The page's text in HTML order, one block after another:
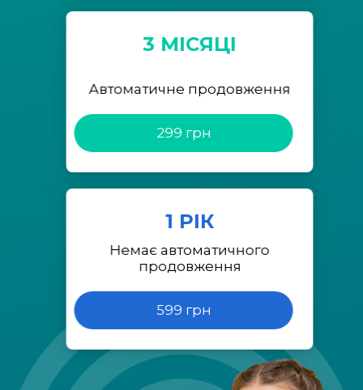
3 МІСЯЦІ
Автоматичне продовження
299 грн
1 РІК
Немає автоматичного
продовження
599 грн